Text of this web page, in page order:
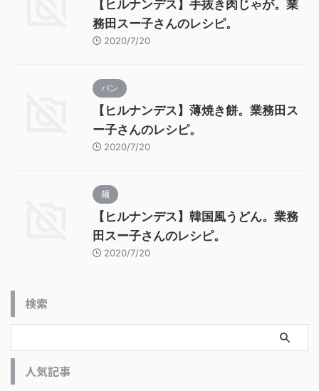
【ヒルナンデス】手抜き肉じゃが。業
務田スー子さんのレシピ。
2020/7/20
パン
【ヒルナンデス】薄焼き餅。業務田ス
ー子さんのレシピ。
2020/7/20
麺
【ヒルナンデス】韓国風うどん。業務
田スー子さんのレシピ。
2020/7/20
検索
人気記事